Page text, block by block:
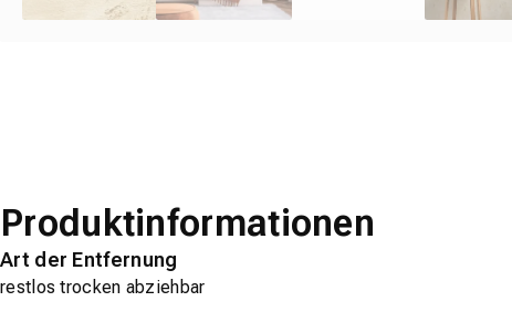
Produktinformationen
Art der Entfernung
restlos trocken abziehbar